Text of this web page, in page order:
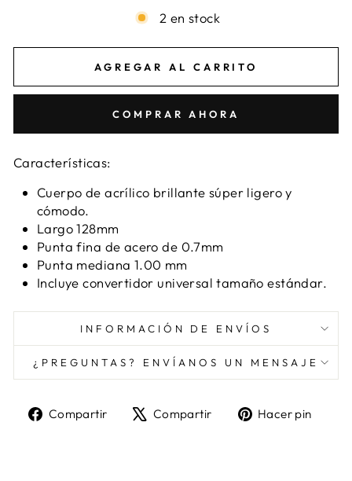
2 en stock
AGREGAR AL CARRITO
COMPRAR AHORA
Características:
Cuerpo de acrílico brillante súper ligero y
cómodo.
Largo 128mm
Punta fina de acero de 0.7mm
Punta mediana 1.00 mm
Incluye convertidor universal tamaño estándar.
INFORMACIÓN DE ENVÍOS
¿PREGUNTAS? ENVÍANOS UN MENSAJE
Compartir
CompartirCompartir
TuitearHacer pin